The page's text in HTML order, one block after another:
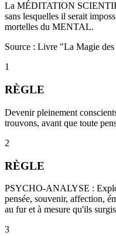
La MÉDITATION
sans lesquelles il serait
mortelles du MENTAL.
Source : Livre "La Magie
1
RÈGLE
Devenir pleinement
trouvons, avant que toute
2
RÈGLE
PSYCHO-ANALYSE :
pensée, souvenir, affection,
au fur et à mesure qu'ils
3